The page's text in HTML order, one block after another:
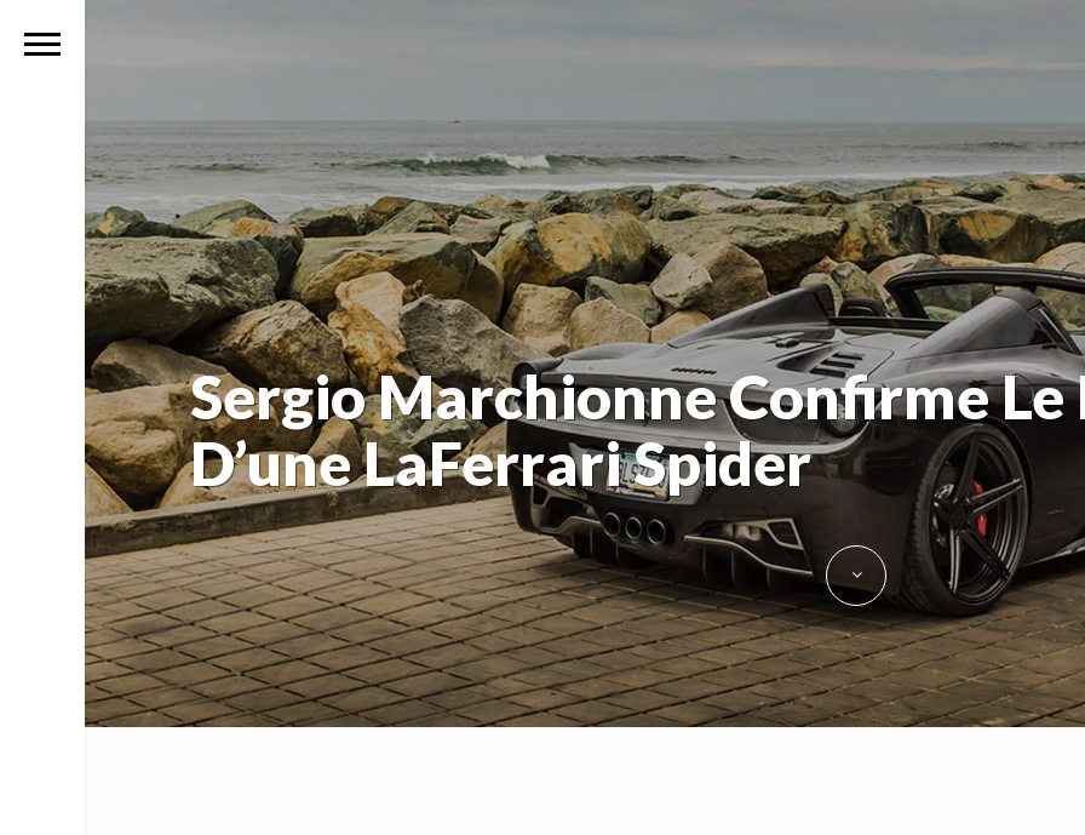
Sergio Marchionne Confirme Le
D’une LaFerrari Spider